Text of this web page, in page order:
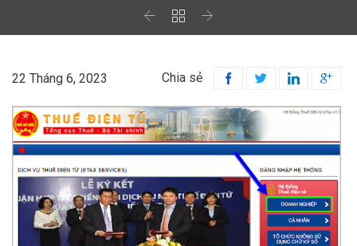
  
22 Tháng 6, 2023 Chia sẻ    